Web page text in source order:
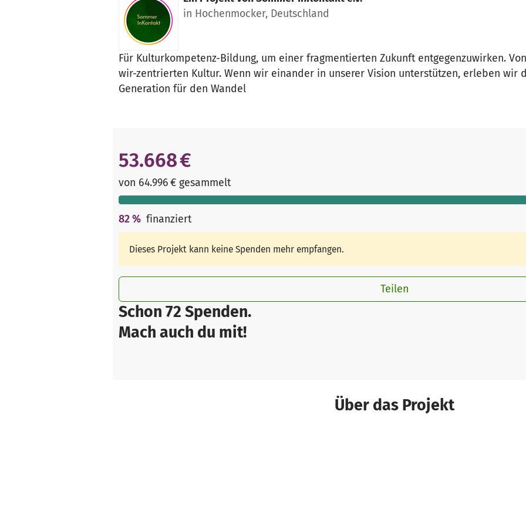
in Hochenmocker, Deutschland
Für Kulturkompetenz-Bildung, um einer fragmentierten Zukunft entgegenzuwirken.
wir-zentrierten Kultur. Wenn wir einander in unserer Vision unterstützen, erleben wir
Generation für den Wandel
Schon 72 Spenden.
Mach auch du mit!
53.668 €
von 64.996 € gesammelt
82% finanziert
Dieses Projekt kann keine Spenden mehr empfangen.
Teilen
Über das Projekt